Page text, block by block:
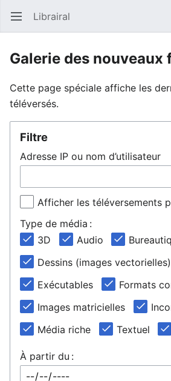
Ouvrir le menu principal Librairal
Galerie des nouveaux
Cette page spéciale affiche les
téléversés.
Filtre
Adresse IP ou nom d’utilisateur
Afficher les téléversements
Type de média :
3D
Audio
Dessins (images vectorielles)
Exécutables
Formats
Images matricielles
Média riche
Textuel
À partir du :